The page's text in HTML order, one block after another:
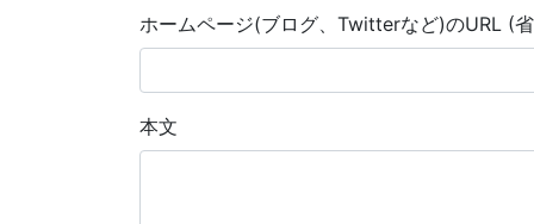
ホームページ(ブログ、Twitterなど)のURL (
本文